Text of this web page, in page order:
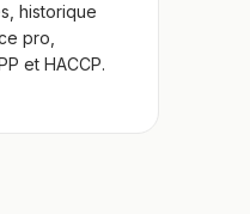
historique
pro,
et HACCP.